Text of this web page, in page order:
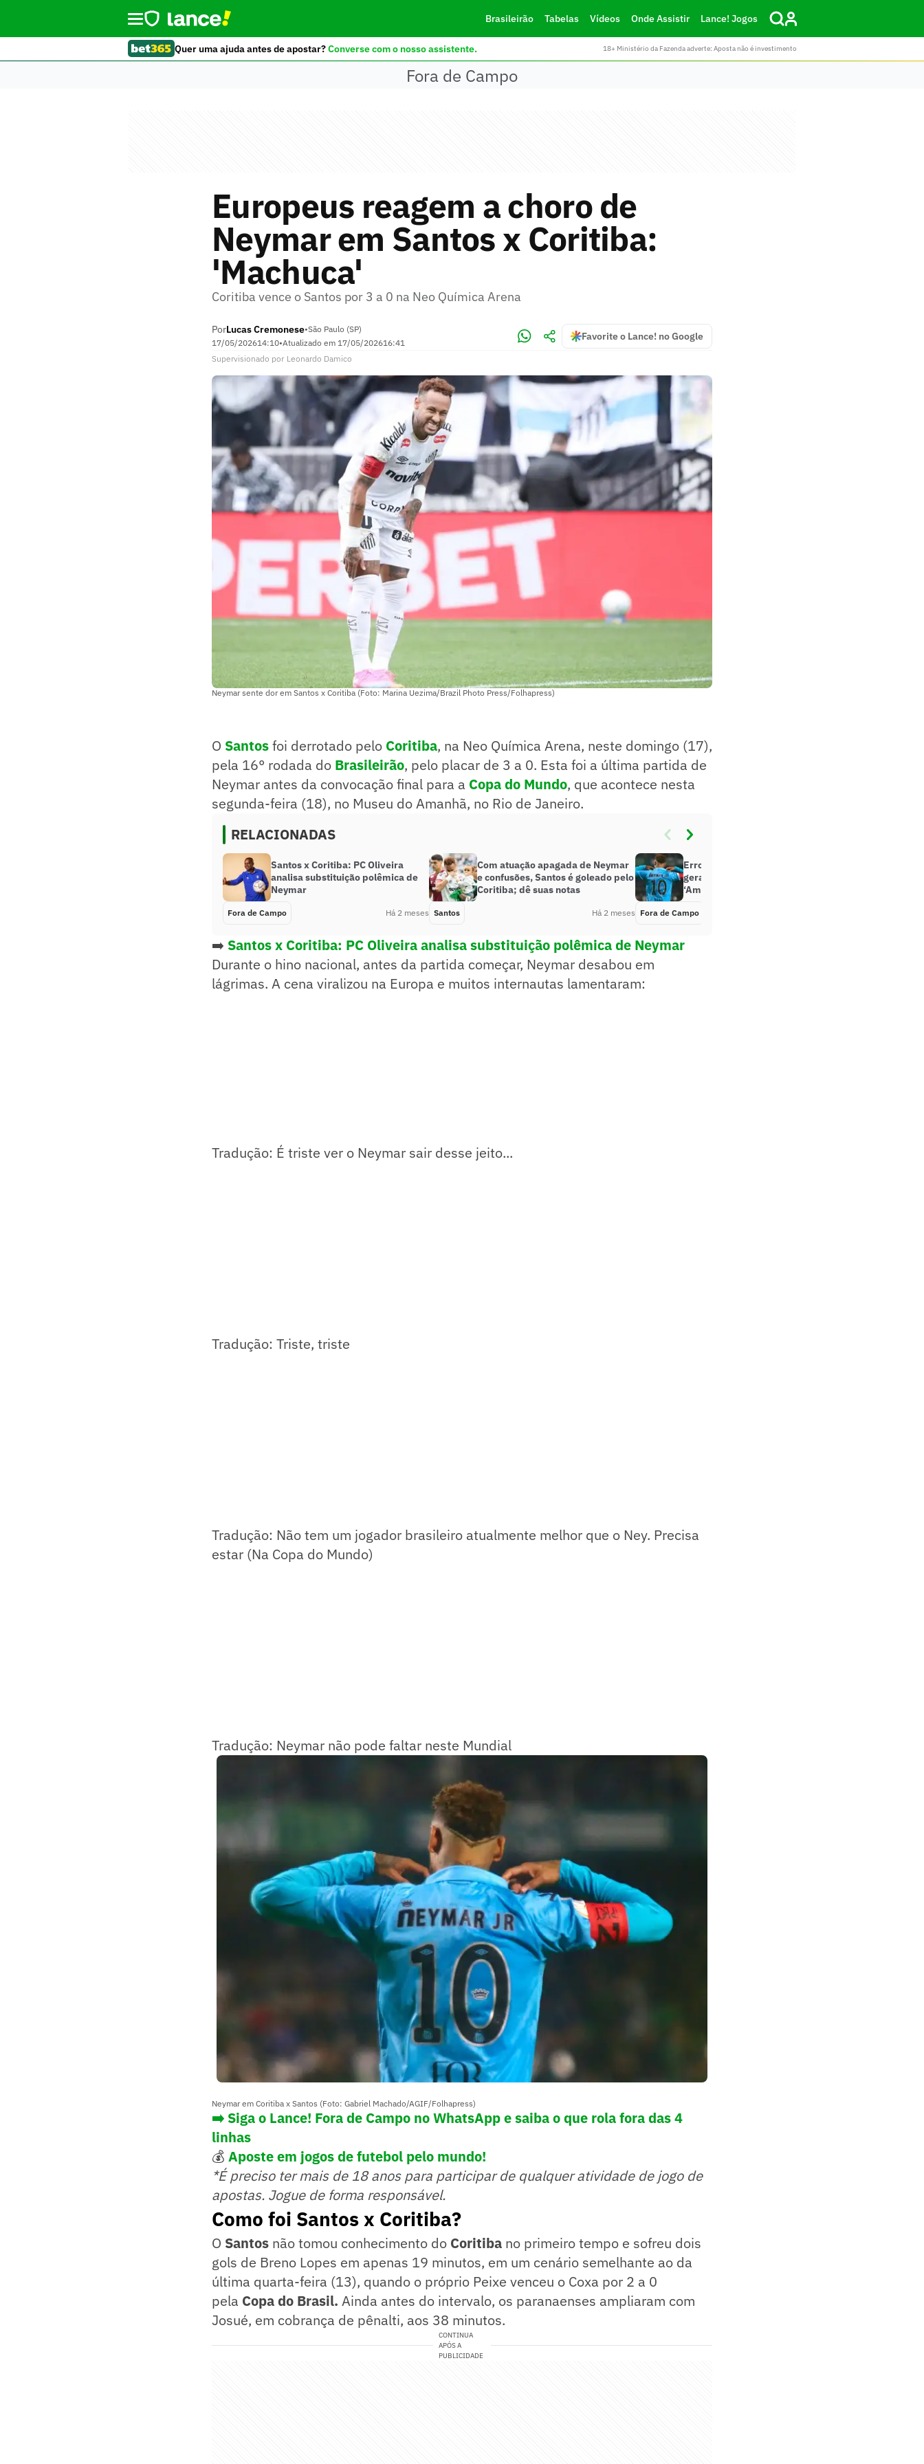
Brasileirão Tabelas Vídeos Onde Assistir Lance! Jogos
Quer uma ajuda antes de apostar?Converse com o nosso assistente. 18+ Ministério da Fazenda adverte: Aposta não é investimento
Fora de Campo
Europeus reagem a choro de
Neymar em Santos x Coritiba:
'Machuca'
Coritiba vence o Santos por 3 a 0 na Neo Química Arena
PorLucas Cremonese•São Paulo (SP)
17/05/202614:10•Atualizado em 17/05/202616:41
Favorite o Lance! no Google
Supervisionado por Leonardo Damico
Neymar sente dor em Santos x Coritiba (Foto: Marina Uezima/Brazil Photo Press/Folhapress)
O Santosfoi derrotado pelo Coritiba, na Neo Química Arena, neste domingo (17),
pela 16° rodada do Brasileirão, pelo placar de 3 a 0. Esta foi a última partida de
Neymar antes da convocação final para a Copa do Mundo, que acontece nesta
segunda-feira (18), no Museu do Amanhã, no Rio de Janeiro.
RELACIONADAS
Santos x Coritiba: PC Oliveira
analisa substituição polêmica de
Neymar
Fora de Campo Há 2 meses
Com atuação apagada de Neymar
e confusões, Santos é goleado pelo
Coritiba; dê suas notas
Santos Há 2 meses
Erro grave envolvendo Neymar
gera revolta em Santos x Coritiba:
‘Amadorismo’
Fora de Campo
➡️ Santos x Coritiba: PC Oliveira analisa substituição polêmica de Neymar
Durante o hino nacional, antes da partida começar, Neymar desabou em
lágrimas. A cena viralizou na Europa e muitos internautas lamentaram:
Tradução: É triste ver o Neymar sair desse jeito...
Tradução: Triste, triste
Tradução: Não tem um jogador brasileiro atualmente melhor que o Ney. Precisa
estar (Na Copa do Mundo)
Tradução: Neymar não pode faltar neste Mundial
Neymar em Coritiba x Santos (Foto: Gabriel Machado/AGIF/Folhapress)
➡️ Siga o Lance! Fora de Campo no WhatsApp e saiba o que rola fora das 4
linhas
💰 Aposte em jogos de futebol pelo mundo!
*É preciso ter mais de 18 anos para participar de qualquer atividade de jogo de
apostas. Jogue de forma responsável.
Como foi Santos x Coritiba?
O Santos não tomou conhecimento do Coritiba no primeiro tempo e sofreu dois
gols de Breno Lopes em apenas 19 minutos, em um cenário semelhante ao da
última quarta-feira (13), quando o próprio Peixe venceu o Coxa por 2 a 0
pela Copa do Brasil. Ainda antes do intervalo, os paranaenses ampliaram com
Josué, em cobrança de pênalti, aos 38 minutos.
CONTINUA
APÓS A
PUBLICIDADE